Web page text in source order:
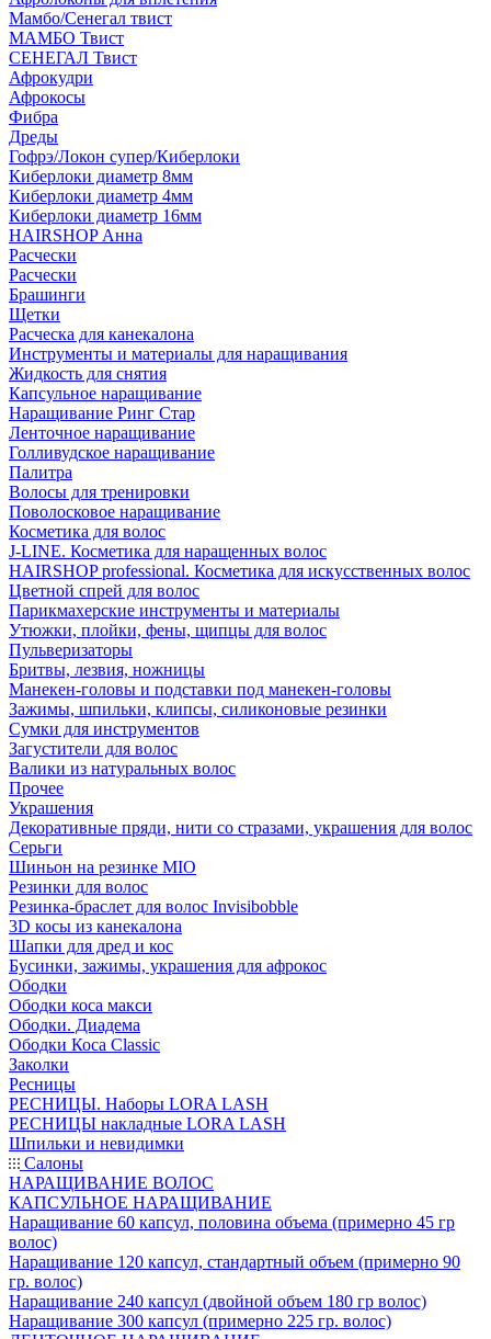
Мамбо/Сенегал твист
МАМБО Твист
СЕНЕГАЛ Твист
Афрокудри
Афрокосы
Фибра
Дреды
Гофрэ/Локон супер/Киберлоки
Киберлоки диаметр 8мм
Киберлоки диаметр 4мм
Киберлоки диаметр 16мм
HAIRSHOP Анна
Расчески
Расчески
Брашинги
Щетки
Расческа для канекалона
Инструменты и материалы для наращивания
Жидкость для снятия
Капсульное наращивание
Наращивание Ринг Стар
Ленточное наращивание
Голливудское наращивание
Палитра
Волосы для тренировки
Поволосковое наращивание
Косметика для волос
J-LINE. Косметика для наращенных волос
HAIRSHOP professional. Косметика для искусственных волос
Цветной спрей для волос
Парикмахерские инструменты и материалы
Утюжки, плойки, фены, щипцы для волос
Пульверизаторы
Бритвы, лезвия, ножницы
Манекен-головы и подставки под манекен-головы
Зажимы, шпильки, клипсы, силиконовые резинки
Сумки для инструментов
Загустители для волос
Валики из натуральных волос
Прочее
Украшения
Декоративные пряди, нити со стразами, украшения для волос
Серьги
Шиньон на резинке MIO
Резинки для волос
Резинка-браслет для волос Invisibobble
3D косы из канекалона
Шапки для дред и кос
Бусинки, зажимы, украшения для афрокос
Ободки
Ободки коса макси
Ободки. Диадема
Ободки Коса Classic
Заколки
Ресницы
РЕСНИЦЫ. Наборы LORA LASH
РЕСНИЦЫ накладные LORA LASH
Шпильки и невидимки
Салоны
НАРАЩИВАНИЕ ВОЛОС
КАПСУЛЬНОЕ НАРАЩИВАНИЕ
Наращивание 60 капсул, половина объема (примерно 45 гр
волос)
Наращивание 120 капсул, стандартный объем (примерно 90
гр. волос)
Наращивание 240 капсул (двойной объем 180 гр волос)
Наращивание 300 капсул (примерно 225 гр. волос)